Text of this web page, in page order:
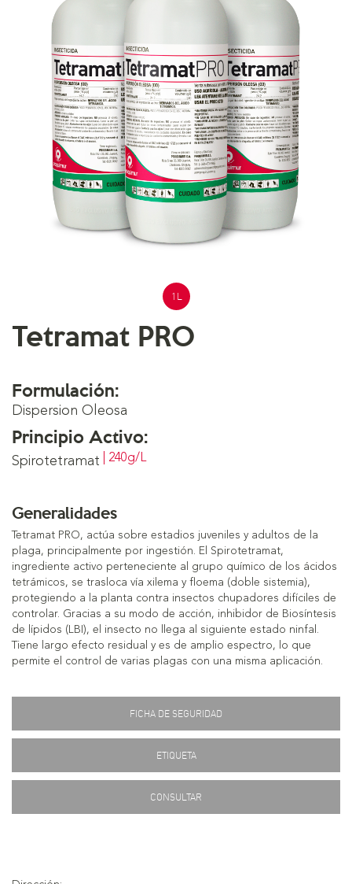
1 L
Tetramat PRO
Formulación:
Dispersion Oleosa
Principio Activo:
Spirotetramat | 240g/L
Generalidades
Tetramat PRO, actúa sobre estadios juveniles y adultos de la
plaga, principalmente por ingestión. El Spirotetramat,
ingrediente activo perteneciente al grupo químico de los ácidos
tetrámicos, se trasloca vía xilema y floema (doble sistemia),
protegiendo a la planta contra insectos chupadores difíciles de
controlar. Gracias a su modo de acción, inhibidor de Biosíntesis
de lípidos (LBI), el insecto no llega al siguiente estado ninfal.
Tiene largo efecto residual y es de amplio espectro, lo que
permite el control de varias plagas con una misma aplicación.
FICHA DE SEGURIDAD
ETIQUETA
CONSULTAR